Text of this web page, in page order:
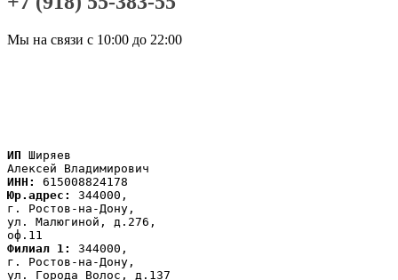
Мы на связи с 10:00 до 22:00
ИП Ширяев
ИНН:
Юр.адрес:
344000,
г. Ростов-на-Дону,
ул. Малюгиной, д.276,
Филиал 1:
344000,
г. Ростов-на-Дону,